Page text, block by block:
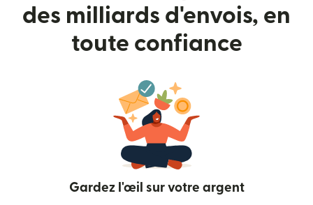
des milliards d'envois, en
toute confiance
Gardez l'œil sur votre argent